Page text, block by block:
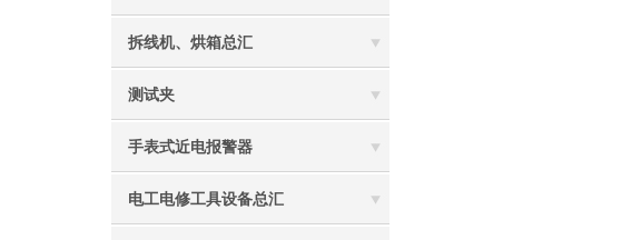
拆线机、烘箱总汇
测试夹
手表式近电报警器
电工电修工具设备总汇